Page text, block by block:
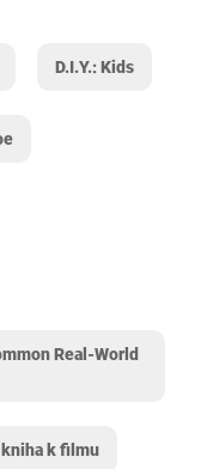
D.I.Y.: Kids
Real-World
kniha k filmu